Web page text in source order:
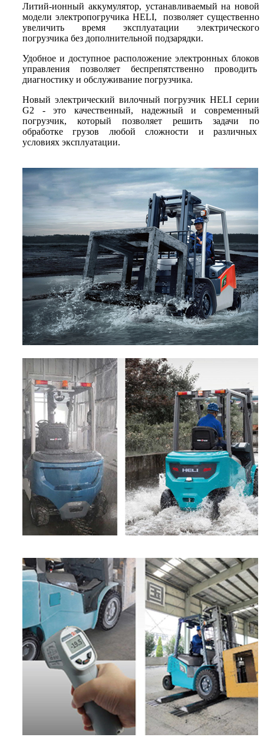
Литий-ионный аккумулятор, устанавливаемый на новой
модели электропогручика HELI, позволяет существенно
увеличить время эксплуатации электрического
погрузчика без дополнительной подзарядки.
Удобное и доступное расположение электронных блоков
управления позволяет беспрепятственно проводить
диагностику и обслуживание погрузчика.
Новый электрический вилочный погрузчик HELI серии
G2 - это качественный, надежный и современный
погрузчик, который позволяет решить задачи по
обработке грузов любой сложности и различных
условиях эксплуатации.